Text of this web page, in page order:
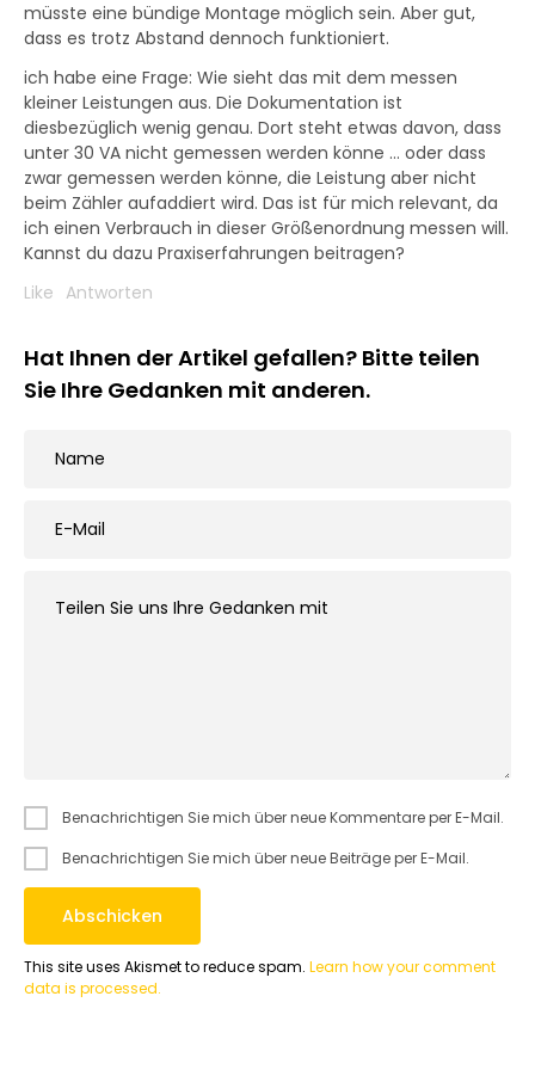
müsste eine bündige Montage möglich sein. Aber gut,
dass es trotz Abstand dennoch funktioniert.
ich habe eine Frage: Wie sieht das mit dem messen
kleiner Leistungen aus. Die Dokumentation ist
diesbezüglich wenig genau. Dort steht etwas davon, dass
unter 30 VA nicht gemessen werden könne … oder dass
zwar gemessen werden könne, die Leistung aber nicht
beim Zähler aufaddiert wird. Das ist für mich relevant, da
ich einen Verbrauch in dieser Größenordnung messen will.
Kannst du dazu Praxiserfahrungen beitragen?
Like Antworten
Hat Ihnen der Artikel gefallen? Bitte teilen
Sie Ihre Gedanken mit anderen.
Benachrichtigen Sie mich über neue Kommentare per E-Mail.
Benachrichtigen Sie mich über neue Beiträge per E-Mail.
This site uses Akismet to reduce spam. Learn how your comment
data is processed.